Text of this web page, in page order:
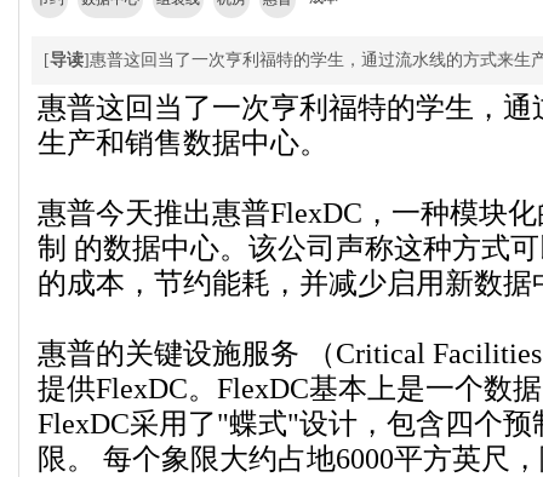
[导读]惠普这回当了一次亨利福特的学生，通过流水线的方式来生
惠普这回当了一次亨利福特的学生，通
生产和销售数据中心。
惠普今天推出惠普FlexDC，一种模块
制 的数据中心。该公司声称这种方式
的成本，节约能耗，并减少启用新数据
惠普的关键设施服务 （Critical
提供FlexDC。FlexDC基本上是一个数
FlexDC采用了"蝶式"设计，包含四个预
限。 每个象限大约占地6000平方英尺